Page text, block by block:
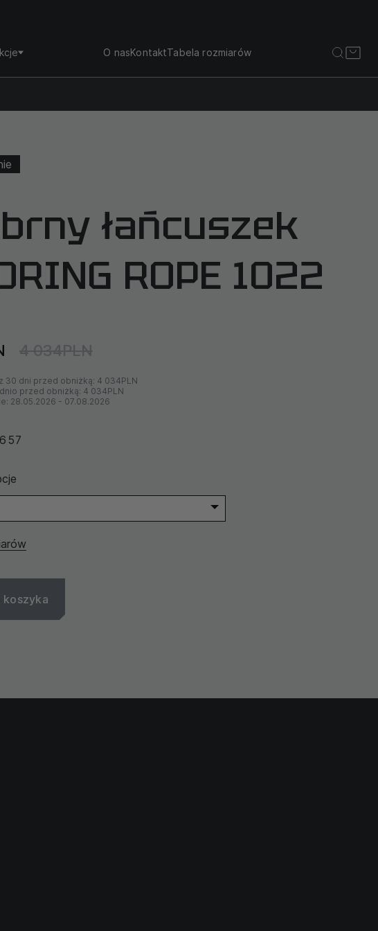
O nasKontaktTabela rozmiarów
łańcuszek
ROPE 1022
4 034PLN
30 dni przed obniżką: 4 034PLN
przed obniżką: 4 034PLN
28.05.2026 - 07.08.2026
koszyka